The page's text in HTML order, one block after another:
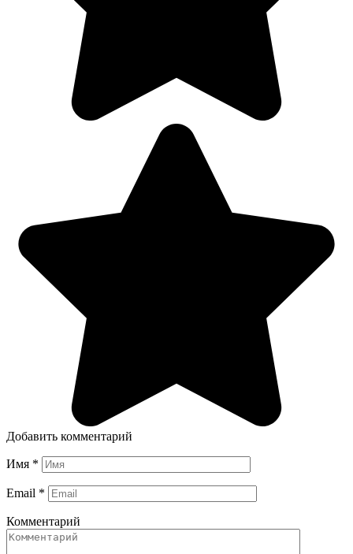
Добавить комментарий
Имя *
Email *
Комментарий